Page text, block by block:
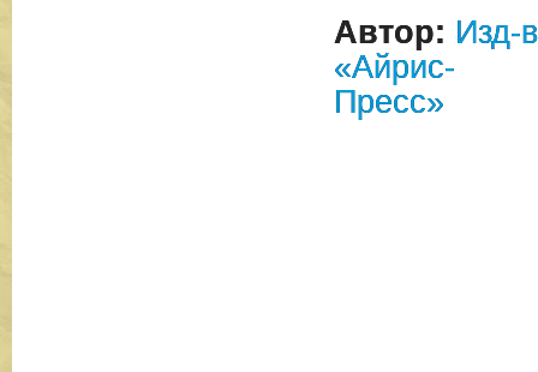
Автор: Изд-
«Айрис-
Пресс»